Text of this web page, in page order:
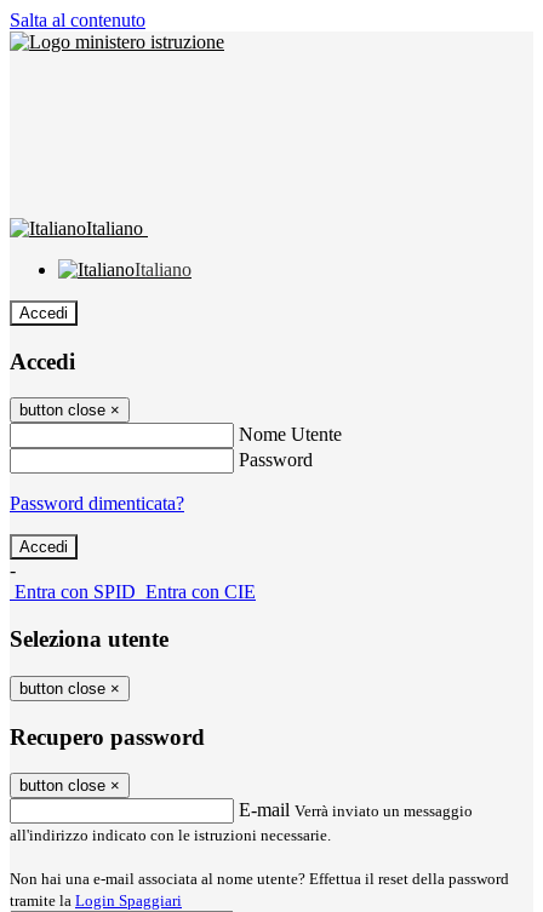
Salta al contenuto
Italiano
Italiano
Accedi
Accedi
button close ×
Nome Utente
Password
Password dimenticata?
-
Entra con SPID Entra con CIE
Seleziona utente
button close ×
Recupero password
button close ×
E-mail Verrà inviato un messaggio
all'indirizzo indicato con le istruzioni necessarie.
Non hai una e-mail associata al nome utente? Effettua il reset della password
tramite la Login Spaggiari